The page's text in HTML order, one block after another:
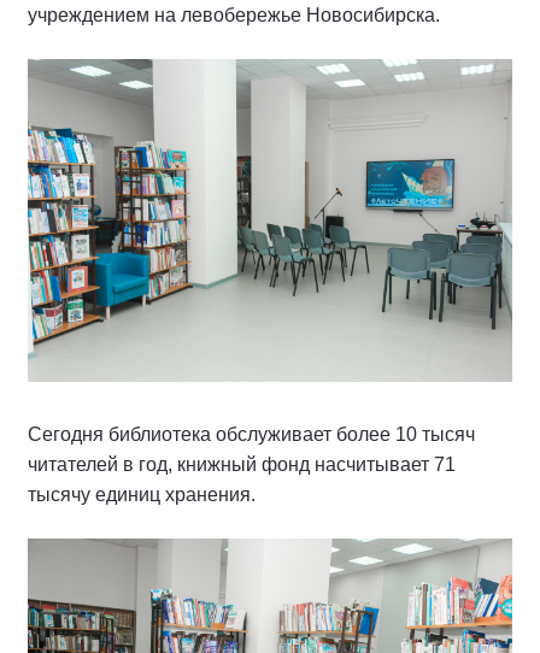
учреждением на левобережье Новосибирска.
Сегодня библиотека обслуживает более 10 тысяч
читателей в год, книжный фонд насчитывает 71
тысячу единиц хранения.